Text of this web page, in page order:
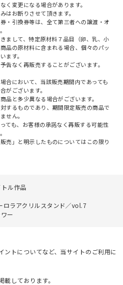
く変更になる場合があります。
はお断りさせて頂きます。
・引換券等は、全て第三者への譲渡・オ
まして、特定原材料７品目（卵、乳、小
品の原材料に含まれる場合、個々のパッ
ます。
告なく再販売することがございます。
合において、当該販売期間内であっても
がございます。
品と多少異なる場合がございます。
するものであり、期間限定販売の商品で
せん。
ても、お客様の承諾なく再販する可能性
売」と明示したものについてはこの限り
トル作品
ロラアクリルスタンド／vol.7
ー
ントについてなど、当サイトのご利用に
しております。